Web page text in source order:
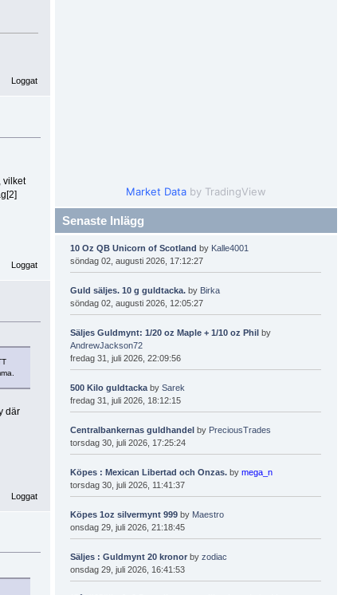
Loggat
vilket
Loggat
där
Loggat
Market Data by TradingView
Senaste Inlägg
10 Oz QB Unicorn of Scotland by Kalle4001
söndag 02, augusti 2026, 17:12:27
Guld säljes. 10 g guldtacka. by Birka
söndag 02, augusti 2026, 12:05:27
Säljes Guldmynt: 1/20 oz Maple + 1/10 oz Phil by
AndrewJackson72
fredag 31, juli 2026, 22:09:56
500 Kilo guldtacka bySarek
fredag 31, juli 2026, 18:12:15
Centralbankernas guldhandel by PreciousTrades
torsdag 30, juli 2026, 17:25:24
Köpes : Mexican Libertad och Onzas. bymega_n
torsdag 30, juli 2026, 11:41:37
Köpes 1oz silvermynt 999 by Maestro
onsdag 29, juli 2026, 21:18:45
Säljes : Guldmynt 20 kronorbyzodiac
onsdag 29, juli 2026, 16:41:53